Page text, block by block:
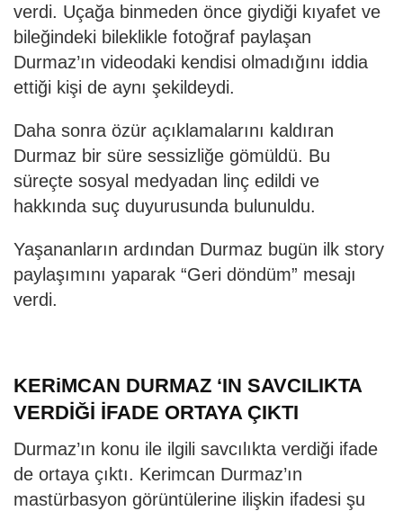
verdi. Uçağa binmeden önce giydiği kıyafet ve
bileğindeki bileklikle fotoğraf paylaşan
Durmaz’ın videodaki kendisi olmadığını iddia
ettiği kişi de aynı şekildeydi.
Daha sonra özür açıklamalarını kaldıran
Durmaz bir süre sessizliğe gömüldü. Bu
süreçte sosyal medyadan linç edildi ve
hakkında suç duyurusunda bulunuldu.
Yaşananların ardından Durmaz bugün ilk story
paylaşımını yaparak “Geri döndüm” mesajı
verdi.
KERiMCAN DURMAZ ‘IN SAVCILIKTA
VERDİĞİ İFADE ORTAYA ÇIKTI
Durmaz’ın konu ile ilgili savcılıkta verdiği ifade
de ortaya çıktı. Kerimcan Durmaz’ın
mastürbasyon görüntülerine ilişkin ifadesi şu